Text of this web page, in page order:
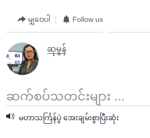
မျှဝေပါ Follow us
ဆုမွန်
ဆက်စပ်သတင်းများ ...
မဟာသင်္ကြန်ပွဲ အေးချမ်းစွာပြီးဆုံး